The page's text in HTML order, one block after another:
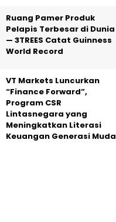
Ruang Pamer Produk
Pelapis Terbesar di Dunia
— 3TREES Catat Guinness
World Record
VT Markets Luncurkan
“Finance Forward”,
Program CSR
Lintasnegara yang
Meningkatkan Literasi
Keuangan Generasi Muda